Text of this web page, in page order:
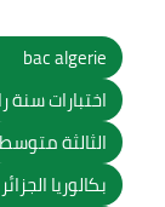
bac algerie
اختبارات سنة
الثالثة متوسط
بكالوريا الجزائر